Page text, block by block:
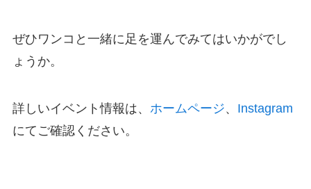
ぜひワンコと一緒に足を運んでみてはいかがでし
ょうか。
詳しいイベント情報は、 ホームページ、 Instagram
にてご確認ください。